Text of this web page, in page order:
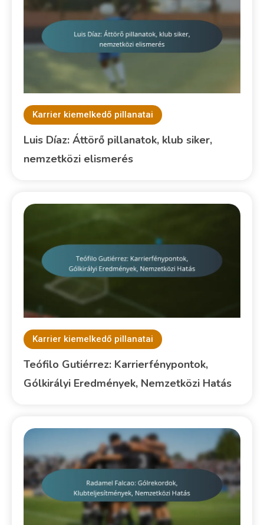
Karrier kiemelkedő pillanatai
Luis Díaz: Áttörő pillanatok, klub siker,
nemzetközi elismerés
Karrier kiemelkedő pillanatai
Teófilo Gutiérrez: Karrierfénypontok,
Gólkirályi Eredmények, Nemzetközi Hatás